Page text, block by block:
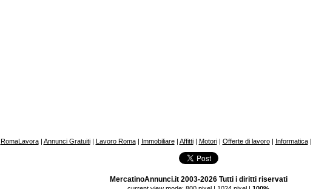
RomaLavora| Annunci Gratuiti| Lavoro Roma| Immobiliare| Affitti| Motori| Offerte di lavoro| Informatica|
MercatinoAnnunci.it 2003-2026 Tutti i diritti riservati